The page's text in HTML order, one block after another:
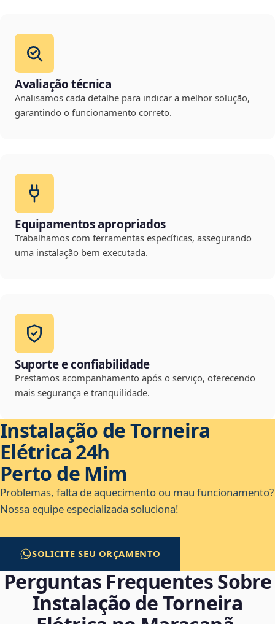
Avaliação técnica
Analisamos cada detalhe para indicar a melhor solução,
garantindo o funcionamento correto.
Equipamentos apropriados
Trabalhamos com ferramentas específicas, assegurando
uma instalação bem executada.
Suporte e confiabilidade
Prestamos acompanhamento após o serviço, oferecendo
mais segurança e tranquilidade.
Instalação de Torneira
Elétrica 24h
Perto de Mim
Problemas, falta de aquecimento ou mau funcionamento?
Nossa equipe especializada soluciona!
SOLICITE SEU ORÇAMENTO
Perguntas Frequentes Sobre
Instalação de Torneira